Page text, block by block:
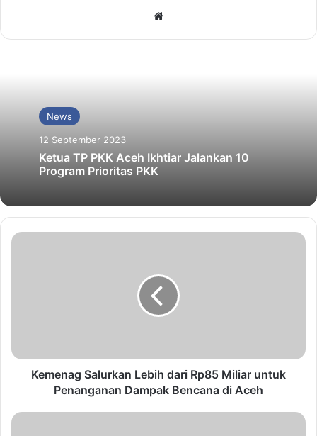
News
12 September 2023
Ketua TP PKK Aceh Ikhtiar Jalankan 10
Program Prioritas PKK
Kemenag Salurkan Lebih dari Rp85 Miliar untuk
Penanganan Dampak Bencana di Aceh